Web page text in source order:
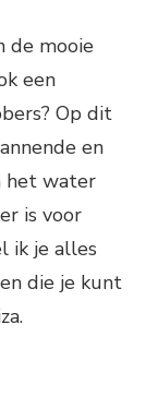
de mooie
een
Op dit
en
het water
is voor
ik je alles
die je kunt